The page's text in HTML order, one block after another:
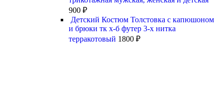
900 ₽
Детский Костюм Толстовка с капюшоном
и брюки тк х-б футер 3-х нитка
терракотовый 1800 ₽